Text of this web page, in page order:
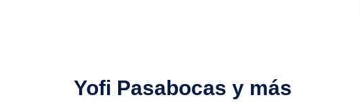
Yofi Pasabocas y más